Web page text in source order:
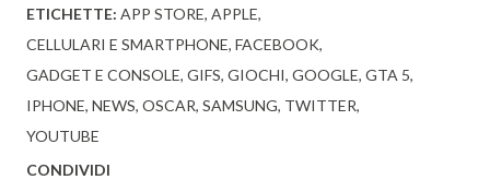
ETICHETTE: APP STORE APPLE
CELLULARI E SMARTPHONE FACEBOOK
GADGET E CONSOLE GIFS GIOCHI GOOGLE GTA 5
IPHONE NEWS OSCAR SAMSUNG TWITTER
YOUTUBE
CONDIVIDI